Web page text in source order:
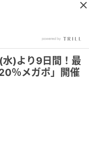
水)より9日間！最
％メガポ」開催